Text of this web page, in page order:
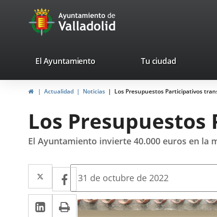
Portal
Web
Ayuntamiento
de
valladolid.es
El Ayuntamiento Tu ciudad
HomeActualidad Noticias Los Presupuestos Participativos
Los
El Ayuntamiento invierte 40.000 euros en la
Twitter
Enlace
a
una
Facebook
Enlace
a
una
Linkedin
EnlacePrint
Fecha
la
noticia
31 de octubre de 2022